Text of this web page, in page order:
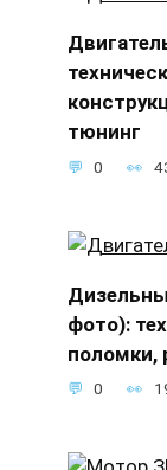
тюнинг
0
фото):
поломки,
0